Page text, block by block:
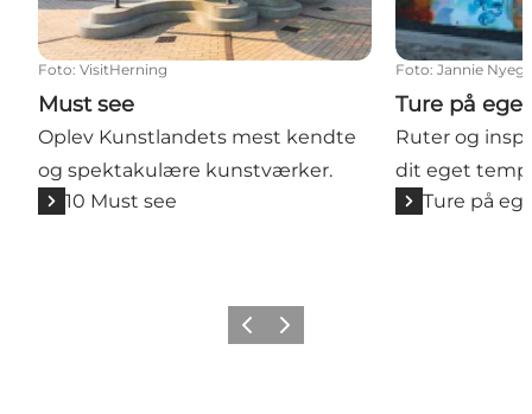
Foto: VisitHerning
Must see
Oplev Kunstlandets mest kendte
og spektakulære kunstværker.
10 Must see
Foto: Jannie
Ture på
Ruter og
dit eget
Ture på
Forrige billede
Næste billede